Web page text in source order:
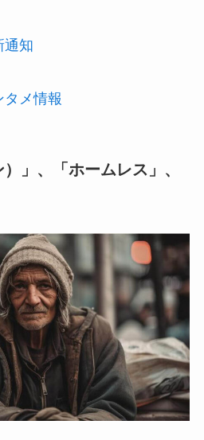
通知
タメ情報
」、「ホームレス」、